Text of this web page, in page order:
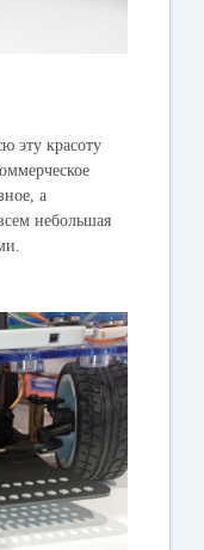
эту красоту
а
небольшая